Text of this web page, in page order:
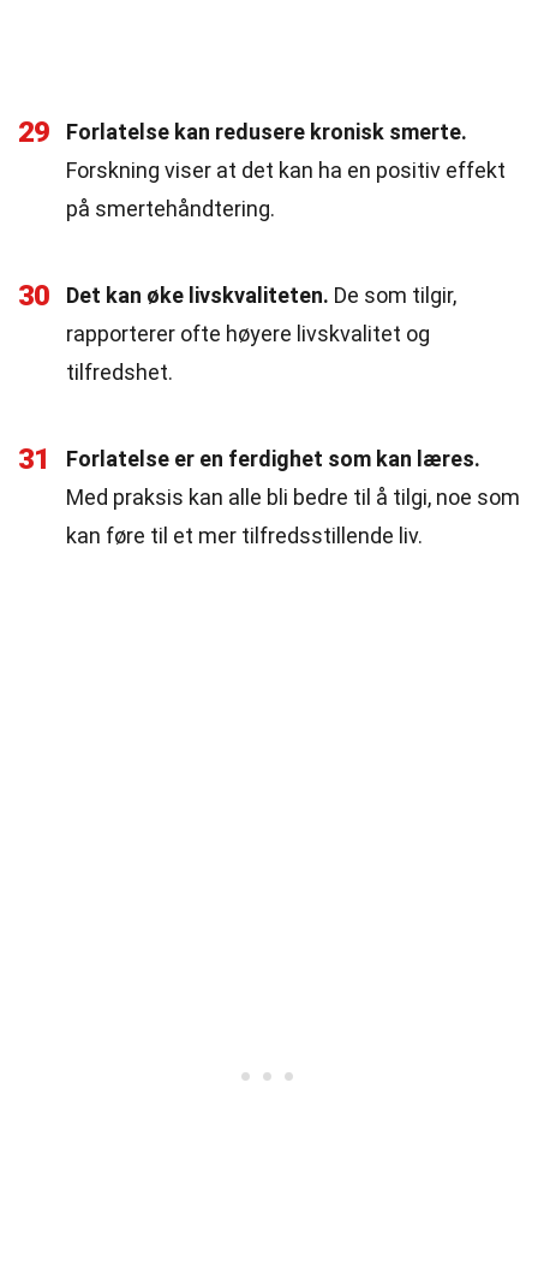
29
Forlatelse kan redusere kronisk smerte.
Forskning viser at det kan ha en positiv effekt
på smertehåndtering.
30 Det kan øke livskvaliteten. De som tilgir,
rapporterer ofte høyere livskvalitet og
tilfredshet.
31
Forlatelse er en ferdighet som kan læres.
Med praksis kan alle bli bedre til å tilgi, noe som
kan føre til et mer tilfredsstillende liv.